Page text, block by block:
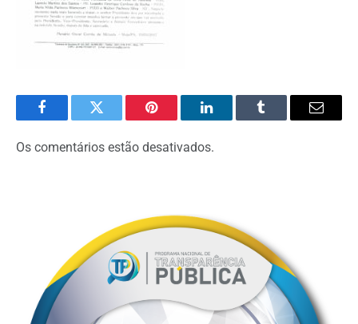
FacebookTwitter Pinterest O
LinkedIn
Tumblr
E-
Os comentários estão desativados.